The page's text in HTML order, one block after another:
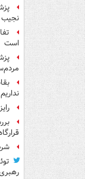
نجیب
است
نداریم